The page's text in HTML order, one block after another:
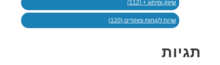
שיווק ומיתוג + (112)
שרות לקוחות ומוקדים (120)
תגיות